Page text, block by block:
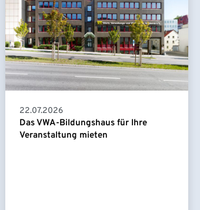
22.07.2026
Das VWA-Bildungshaus für Ihre
Veranstaltung mieten